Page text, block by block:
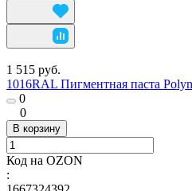
1 515 руб.
1016RAL Пигментная паста
0
0
В корзину
Код на OZON
: